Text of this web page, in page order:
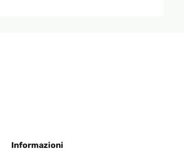
Informazioni